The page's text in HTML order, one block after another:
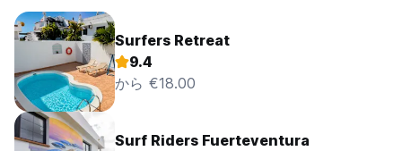
Surfers Retreat
9.4
から €18.00
Surf Riders Fuerteventura